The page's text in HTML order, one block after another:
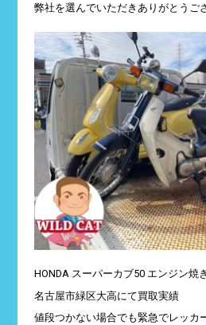
弊社を選んでいただきありがとうご
HONDA スーパーカブ50 エンジン焼
名古屋市緑区大高にて買取実績
値段つかない場合でも緊急でレッカ